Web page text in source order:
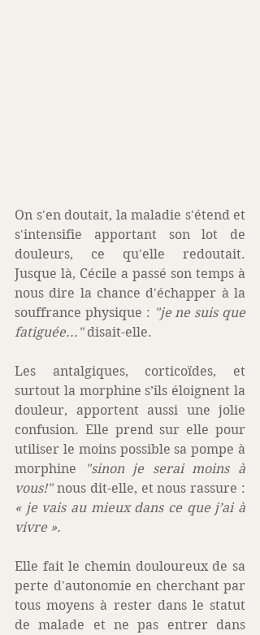
On s'en doutait, la maladie s'étend et
s'intensifie apportant son lot de
douleurs, ce qu'elle redoutait.
Jusque là, Cécile a passé son temps à
nous dire la chance d'échapper à la
souffrance physique : "je ne suis que
fatiguée..." disait-elle.
Les antalgiques, corticoïdes, et
surtout la morphine s’ils éloignent la
douleur, apportent aussi une jolie
confusion. Elle prend sur elle pour
utiliser le moins possible sa pompe à
morphine
"sinon je serai moins à
vous!"
« je vais au mieux dans ce que j’ai à
vivre ».
Elle fait le chemin douloureux de sa
perte d'autonomie en cherchant par
tous moyens à rester dans le statut
de malade et ne pas entrer dans